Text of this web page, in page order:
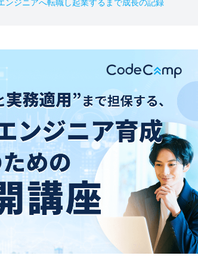
ンジニアへ転職し起業するまで成長の記録